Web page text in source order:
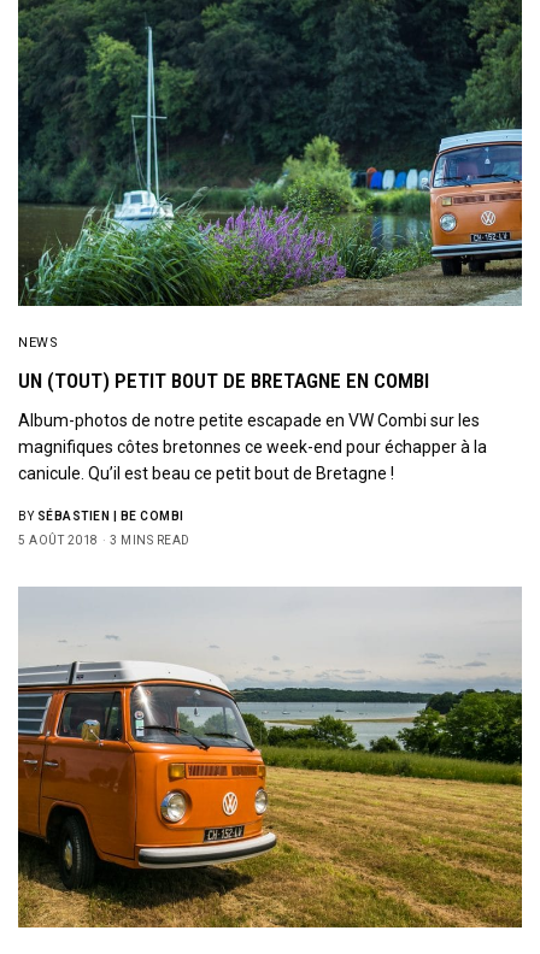
NEWS
UN (TOUT) PETIT BOUT DE BRETAGNE EN COMBI
Album-photos de notre petite escapade en VW Combi sur les
magnifiques côtes bretonnes ce week-end pour échapper à la
canicule. Qu’il est beau ce petit bout de Bretagne !
BY SÉBASTIEN | BE COMBI
5 AOÛT 2018
3 MINS READ